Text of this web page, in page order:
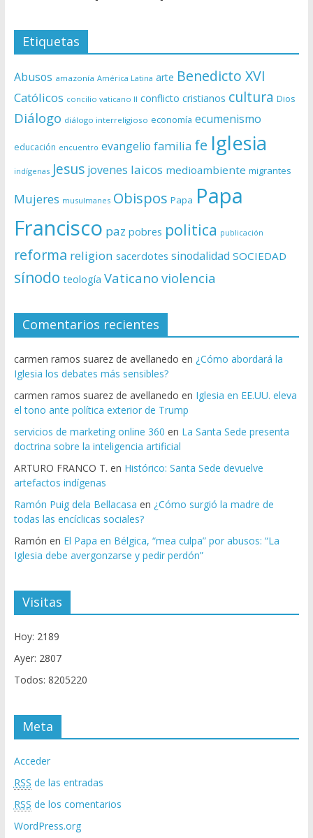
Etiquetas
Abusos amazonía América Latina arte Benedicto XVI
Católicos concilio vaticano II conflicto cristianos cultura Dios
Diálogo diálogo interreligioso economía ecumenismo
educación encuentro evangelio familia fe Iglesia
indígenas Jesus jovenes laicos medioambiente migrantes
Mujeres musulmanes Obispos Papa Papa
Francisco paz pobres politica publicación
reforma religion sacerdotes sinodalidad SOCIEDAD
sínodo teología Vaticano violencia
Comentarios recientes
carmen ramos suarez de avellanedo en ¿Cómo abordará la
Iglesia los debates más sensibles?
carmen ramos suarez de avellanedo en Iglesia en EE.UU. eleva
el tono ante política exterior de Trump
servicios de marketing online 360 en La Santa Sede presenta
doctrina sobre la inteligencia artificial
ARTURO FRANCO T. en Histórico: Santa Sede devuelve
artefactos indígenas
Ramón Puig dela Bellacasa en ¿Cómo surgió la madre de
todas las encíclicas sociales?
Ramón en El Papa en Bélgica, “mea culpa” por abusos: “La
Iglesia debe avergonzarse y pedir perdón”
Visitas
Hoy: 2189
Ayer: 2807
Todos: 8205220
Meta
Acceder
RSS de las entradas
RSS de los comentarios
WordPress.org